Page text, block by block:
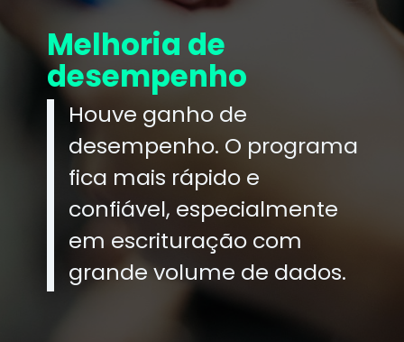
Melhoria de
desempenho
Houve ganho de
desempenho. O programa
fica mais rápido e
confiável, especialmente
em escrituração com
grande volume de dados.